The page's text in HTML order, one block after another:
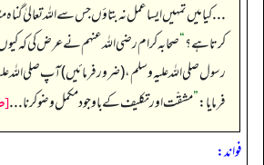
... کیا میں تمہیں ایسا عمل نہ بتاؤں جس سے اللہ تعالیٰ
کرتا ہے؟“صحابہ کرام رضی اللہ عنہم نے عرض کی کہ
رسول صلی اللہ علیہ وسلم ، (ضرور فرمائیں) آپ صلی اللہ
فرمایا:”مشقّت اور تکلیف کے باوجود مکمل وضو کرنا...
فواند: